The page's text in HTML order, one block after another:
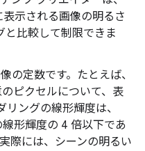
示される画像の明るさ
と比較して制限できま
の定数です。たとえば、
ピクセルについて、表
リングの線形輝度は、
形輝度の 4 倍以下であ
際には、シーンの明るい